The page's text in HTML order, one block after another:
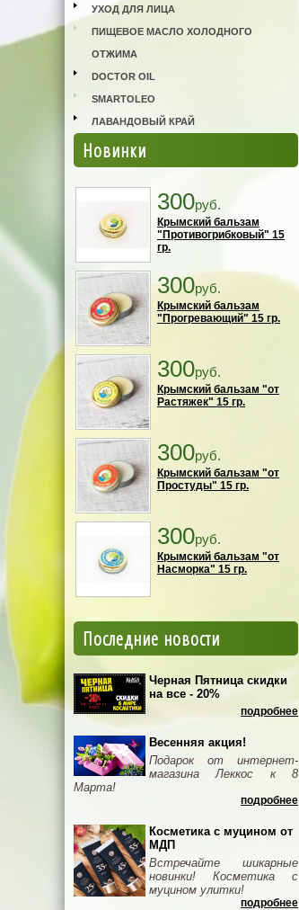
УХОД ДЛЯ ЛИЦА
ПИЩЕВОЕ МАСЛО ХОЛОДНОГО
ОТЖИМА
DOCTOR OIL
SMARTOLEO
ЛАВАНДОВЫЙ КРАЙ
Новинки
300руб.
Крымский бальзам
"Противогрибковый" 15
гр.
300руб.
Крымский бальзам
"Прогревающий" 15 гр.
300руб.
Крымский бальзам "от
Растяжек" 15 гр.
300руб.
Крымский бальзам "от
Простуды" 15 гр.
300руб.
Крымский бальзам "от
Насморка" 15 гр.
Последние новости
Черная Пятница скидки
на все - 20%
подробнее
Весенняя акция!
Подарок от интернет-
магазина Леккос к 8
Марта!
подробнее
Косметика с муцином от
МДП
Встречайте шикарные
новинки! Косметика с
муцином улитки!
подробнее